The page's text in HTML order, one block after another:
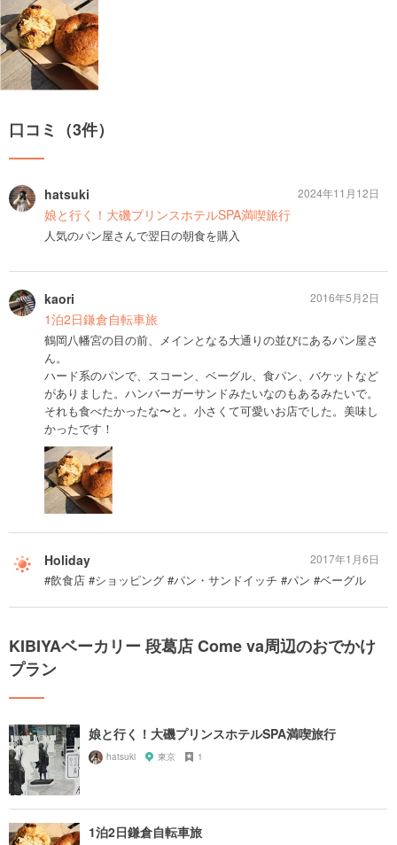
口コミ（3件）
hatsuki
娘と行く！大磯プリンスホテルSPA満喫旅行
人気のパン屋さんで翌日の朝食を購入
2024年11月12日
kaori
1泊2日鎌倉自転車旅
鶴岡八幡宮の目の前、メインとなる大通りの並びにあるパン屋さ
ん。
ハード系のパンで、スコーン、ベーグル、食パン、バケットなど
がありました。ハンバーガーサンドみたいなのもあるみたいで。
それも食べたかったな〜と。小さくて可愛いお店でした。美味し
かったです！
2016年5月2日
Holiday
#飲食店 #ショッピング #パン・サンドイッチ #パン #ベーグル
2017年1月6日
KIBIYAベーカリー 段葛店 Come va周辺のおでかけ
プラン
娘と行く！大磯プリンスホテルSPA満喫旅行
hatsuki 東京 1
1泊2日鎌倉自転車旅